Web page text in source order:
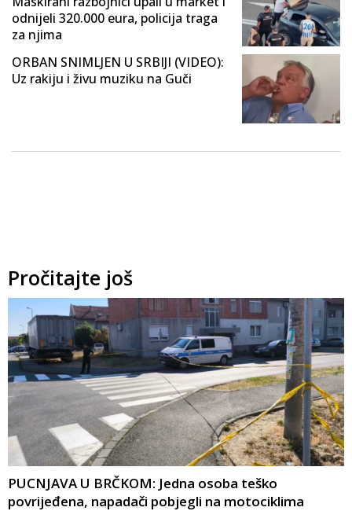
odnijeli 320.000 eura, policija traga
za njima
ORBAN SNIMLJEN U SRBIJI (VIDEO):
Uz rakiju i živu muziku na Guči
Pročitajte još
PUCNJAVA U BRČKOM: Jedna osoba teško
povrijeđena, napadači pobjegli na motociklima